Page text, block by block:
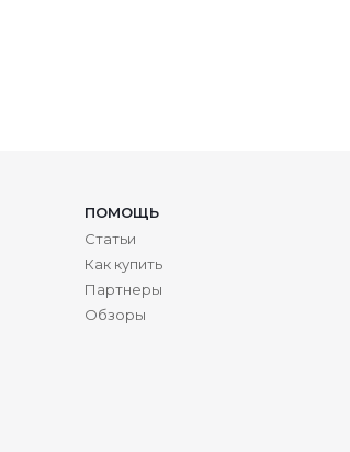
ПОМОЩЬ
Статьи
Как купить
Партнеры
Обзоры